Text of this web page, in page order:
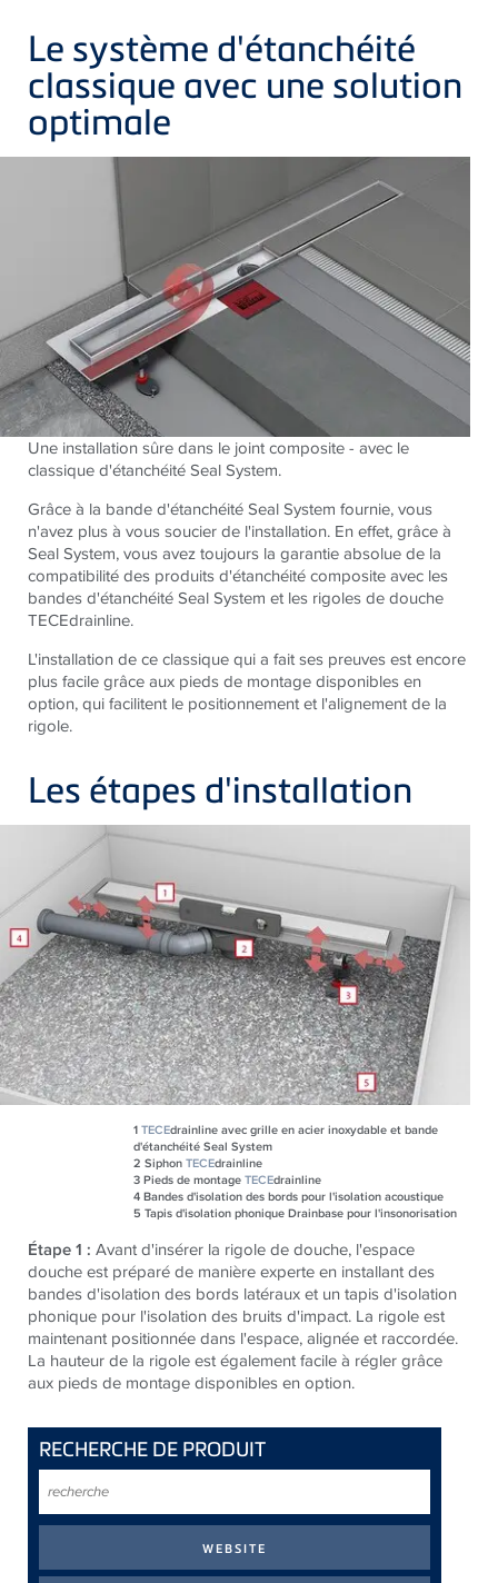
Le système d'étanchéité
classique avec une solution
optimale
Une installation sûre dans le joint composite - avec le
classique d'étanchéité Seal System.
Grâce à la bande d'étanchéité Seal System fournie, vous
n'avez plus à vous soucier de l'installation. En effet, grâce à
Seal System, vous avez toujours la garantie absolue de la
compatibilité des produits d'étanchéité composite avec les
bandes d'étanchéité Seal System et les rigoles de douche
TECEdrainline.
L'installation de ce classique qui a fait ses preuves est encore
plus facile grâce aux pieds de montage disponibles en
option, qui facilitent le positionnement et l'alignement de la
rigole.
Les étapes d'installation
1TECEdrainline avec grille en acier inoxydable et bande
d'étanchéité Seal System
2 SiphonTECEdrainline
3Pieds de montageTECEdrainline
4Bandes d'isolation des bords pour l'isolation acoustique
5 Tapis d'isolation phonique Drainbase pour l'insonorisation
Étape 1 : Avant d'insérer la rigole de douche, l'espace
douche est préparé de manière experte en installant des
bandes d'isolation des bords latéraux et un tapis d'isolation
phonique pour l'isolation des bruits d'impact. La rigole est
maintenant positionnée dans l'espace, alignée et raccordée.
La hauteur de la rigole est également facile à régler grâce
aux pieds de montage disponibles en option.
RECHERCHE DE PRODUIT